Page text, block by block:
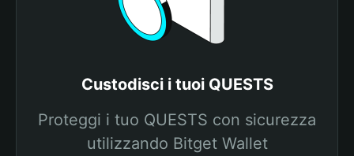
Custodisci i tuoi QUESTS
Proteggi i tuo QUESTS con sicurezza
utilizzando Bitget Wallet